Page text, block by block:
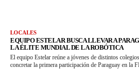
LOCALES
EQUIPO ESTELAR BUSCA LLEVAR A
LA ÉLITE MUNDIAL DE LA ROBÓTICA
El equipo Estelar reúne a jóvenes de distintos
concretar la primera participación de Paraguay en la